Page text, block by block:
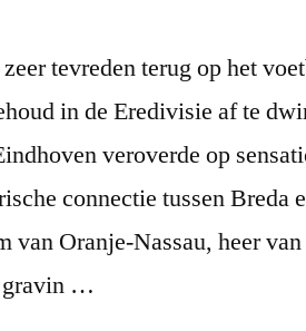
tevreden terug op het
in de Eredivisie af te
veroverde op
connectie tussen Breda
van Oranje-Nassau, heer
gravin …